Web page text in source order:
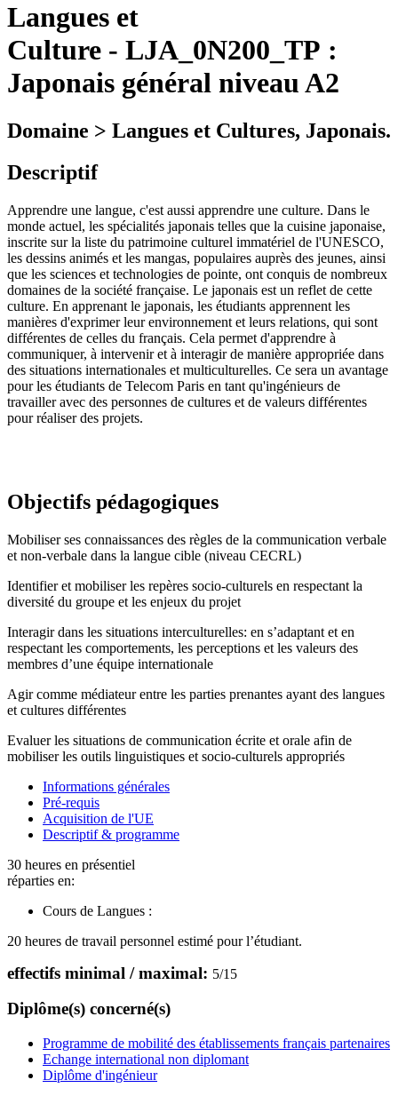
Langues et
Culture - LJA_0N200_TP :
Japonais général niveau A2
Domaine > Langues et Cultures, Japonais.
Descriptif
Apprendre une langue, c'est aussi apprendre une culture. Dans le
monde actuel, les spécialités japonais telles que la cuisine japonaise,
inscrite sur la liste du patrimoine culturel immatériel de l'UNESCO,
les dessins animés et les mangas, populaires auprès des jeunes, ainsi
que les sciences et technologies de pointe, ont conquis de nombreux
domaines de la société française. Le japonais est un reflet de cette
culture. En apprenant le japonais, les étudiants apprennent les
manières d'exprimer leur environnement et leurs relations, qui sont
différentes de celles du français. Cela permet d'apprendre à
communiquer, à intervenir et à interagir de manière appropriée dans
des situations internationales et multiculturelles. Ce sera un avantage
pour les étudiants de Telecom Paris en tant qu'ingénieurs de
travailler avec des personnes de cultures et de valeurs différentes
pour réaliser des projets.
Objectifs pédagogiques
Mobiliser ses connaissances des règles de la communication verbale
et non-verbale dans la langue cible (niveau CECRL)
Identifier et mobiliser les repères socio-culturels en respectant la
diversité du groupe et les enjeux du projet
Interagir dans les situations interculturelles: en s’adaptant et en
respectant les comportements, les perceptions et les valeurs des
membres d’une équipe internationale
Agir comme médiateur entre les parties prenantes ayant des langues
et cultures différentes
Evaluer les situations de communication écrite et orale afin de
mobiliser les outils linguistiques et socio-culturels appropriés
Informations générales
Pré-requis
Acquisition de l'UE
Descriptif & programme
30 heures en présentiel
réparties en:
Cours de Langues :
20 heures de travail personnel estimé pour l’étudiant.
effectifs minimal / maximal: 5/15
Diplôme(s) concerné(s)
Programme de mobilité des établissements français partenaires
Echange international non diplomant
Diplôme d'ingénieur